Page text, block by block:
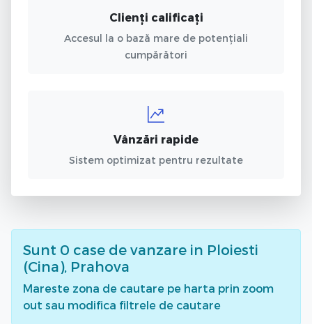
Clienți calificați
Accesul la o bază mare de potențiali
cumpărători
Vânzări rapide
Sistem optimizat pentru rezultate
Sunt 0 case de vanzare in Ploiesti
(Cina), Prahova
Mareste zona de cautare pe harta prin zoom
out sau modifica filtrele de cautare